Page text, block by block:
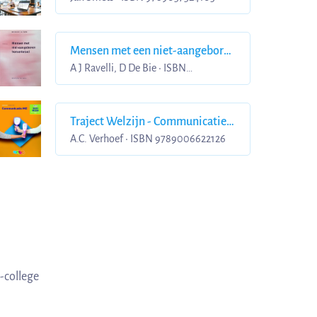
Mensen met een niet-aangeboren
hersenletsel
A J Ravelli, D De Bie • ISBN
Traject Welzijn - Communicatie
MZ Basisboek theorie niveau 3 en
4
A.C. Verhoef • ISBN 9789006622126
college